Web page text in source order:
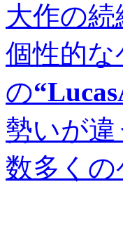
大作の続
個性的な
の
勢いが
数多く